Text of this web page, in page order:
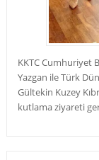
KKTC Cumhuriyet
Yazgan ile Türk
Gültekin Kuzey
kutlama ziyareti